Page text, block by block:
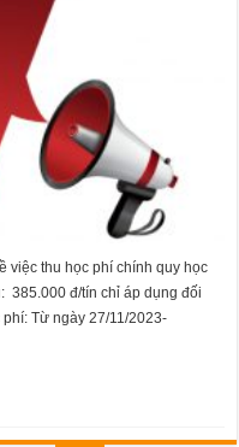
việc thu học phí chính quy học
385.000 đ/tín chỉ áp dụng đối
Từ ngày 27/11/2023-